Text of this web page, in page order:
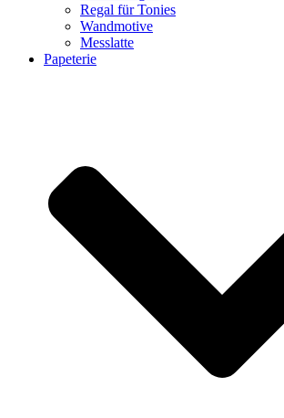
Regal für Tonies
Wandmotive
Messlatte
Papeterie